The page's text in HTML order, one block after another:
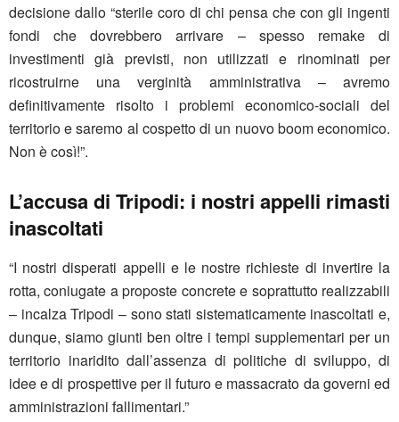
decisione dallo “sterile coro di chi pensa che con gli ingenti
fondi che dovrebbero arrivare – spesso remake di
investimenti già previsti, non utilizzati e rinominati per
ricostruirne una verginità amministrativa – avremo
definitivamente risolto i problemi economico-sociali del
territorio e saremo al cospetto di un nuovo boom economico.
Non è così!”.
L’accusa di Tripodi: i nostri appelli rimasti
inascoltati
“I nostri disperati appelli e le nostre richieste di invertire la
rotta, coniugate a proposte concrete e soprattutto realizzabili
– incalza Tripodi – sono stati sistematicamente inascoltati e,
dunque, siamo giunti ben oltre i tempi supplementari per un
territorio inaridito dall’assenza di politiche di sviluppo, di
idee e di prospettive per il futuro e massacrato da governi ed
amministrazioni fallimentari.”